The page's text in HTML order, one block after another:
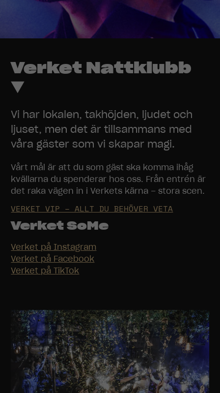
Verket Nattklubb
▼
Vi har lokalen, takhöjden, ljudet och
ljuset, men det är tillsammans med
våra gäster som vi skapar magi.
Vårt mål är att du som gäst ska komma ihåg
kvällarna du spenderar hos oss. Från entrén är
det raka vägen in i Verkets kärna – stora scen.
VERKET VIP – ALLT DU BEHÖVER VETA
Verket SoMe
Verket på Instagram
Verket på Facebook
Verket på TikTok